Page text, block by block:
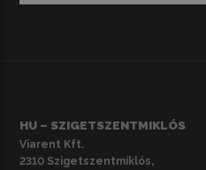
HU – SZIGETSZENTMIKLÓS
Viarent Kft.
2310 Szigetszentmiklós,